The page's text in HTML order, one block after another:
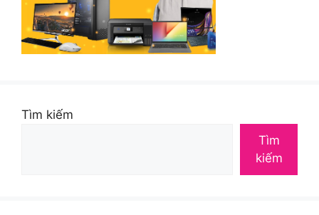
Tìm kiếm
Tìm
kiếm